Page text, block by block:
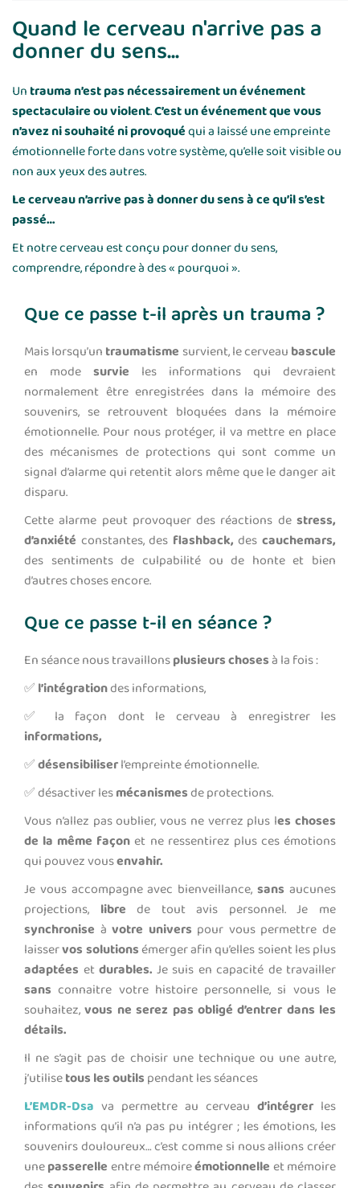
Quand le cerveau n'arrive pas a
donner du sens...
Un trauma n’est pas nécessairement un événement
spectaculaire ou violent.C’est un événement que vous
n’avez ni souhaité ni provoquéqui a laissé une empreinte
émotionnelle forte dans votre système, qu’elle soit visible ou
non aux yeux des autres.
Le cerveau n’arrive pas à donner du sens à ce qu’il s’est
passé…
Et notre cerveau est conçu pour donner du sens,
comprendre, répondre à des « pourquoi ».
Que ce passe t-il après un trauma ?
Mais lorsqu’un traumatisme survient, le cerveau bascule
en mode survie les informations qui devraient
normalement être enregistrées dans la mémoire des
souvenirs, se retrouvent bloquées dans la mémoire
émotionnelle. Pour nous protéger, il va mettre en place
des mécanismes de protections qui sont comme un
signal d’alarme qui retentit alors même que le danger ait
disparu.
Cette alarme peut provoquer des réactions de stress,
d’anxiété constantes, des flashback, descauchemars,
des sentiments de culpabilité ou de honte et bien
d’autres choses encore.
Que ce passe t-il en séance ?
En séance nous travaillonsplusieurs chosesà la fois :
✅ l’intégrationdes informations,
✅ la façon dont le cerveau à enregistrer les
informations,
✅désensibiliserl’empreinte émotionnelle.
✅ désactiver lesmécanismesde protections.
Vous n’allez pas oublier, vous ne verrez plus les choses
de la même façon et ne ressentirez plus ces émotions
qui pouvez vousenvahir.
Je vous accompagne avec bienveillance,sans aucunes
projections, libre de tout avis personnel. Je me
synchronise àvotre univers pour vous permettre de
laisservos solutionsémerger afin qu’elles soient les plus
adaptées et durables. Je suis en capacité de travailler
sans connaitre votre histoire personnelle, si vous le
souhaitez,vous ne serez pas obligé d’entrer dans les
détails.
Il ne s’agit pas de choisir une technique ou une autre,
j’utilisetous les outils pendant les séances
L’EMDR-Dsa va permettre au cerveau d’intégrer les
informations qu’il n’a pas pu intégrer ; les émotions, les
souvenirs douloureux… c’est comme si nous allions créer
unepasserelle entre mémoireémotionnelle et mémoire